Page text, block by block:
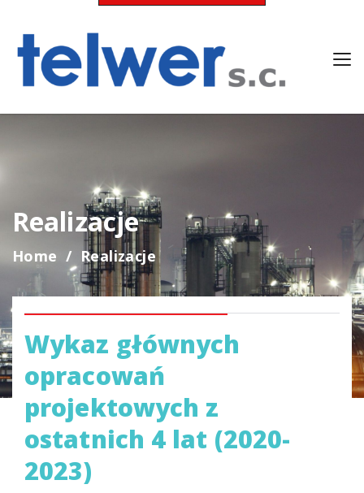
Realizacje
Home Realizacje
Wykaz głównych
opracowań
projektowych z
ostatnich 4 lat (2020-
2023)